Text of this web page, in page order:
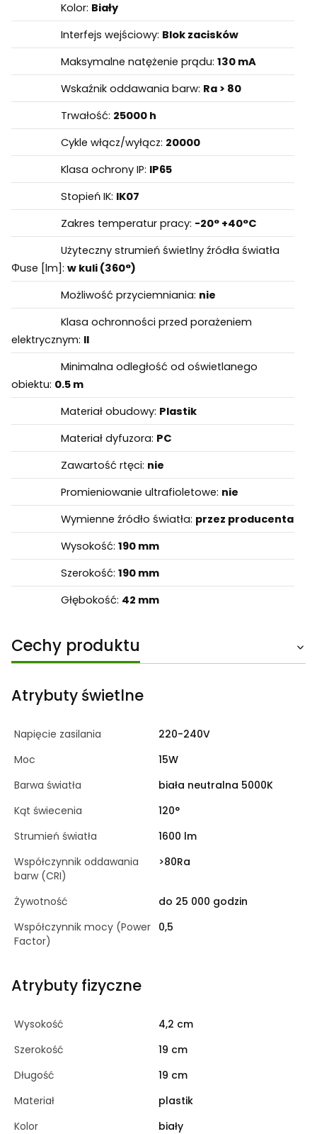
Kolor: Biały
Interfejs wejściowy: Blok zacisków
Maksymalne natężenie prądu: 130 mA
Wskaźnik oddawania barw: Ra > 80
Trwałość: 25000 h
Cykle włącz/wyłącz: 20000
Klasa ochrony IP: IP65
Stopień IK: IK07
Zakres temperatur pracy: -20° +40°C
Użyteczny strumień świetlny źródła światła
Φuse [lm]: w kuli (360°)
Możliwość przyciemniania: nie
Klasa ochronności przed porażeniem
elektrycznym: II
Minimalna odległość od oświetlanego
obiektu: 0.5 m
Materiał obudowy: Plastik
Materiał dyfuzora: PC
Zawartość rtęci: nie
Promieniowanie ultrafioletowe: nie
Wymienne źródło światła: przez producenta
Wysokość: 190 mm
Szerokość: 190 mm
Głębokość: 42 mm
Cechy produktu
Atrybuty świetlne
Napięcie zasilania
220-240V
Moc
15W
Barwa światła
biała neutralna 5000K
Kąt świecenia
120°
Strumień światła
1600 lm
Współczynnik oddawania
barw (CRI)
>80Ra
Żywotność
do 25 000 godzin
Współczynnik mocy (Power
Factor)
0,5
Atrybuty fizyczne
Wysokość
4,2 cm
Szerokość
19 cm
Długość
19 cm
Materiał
plastik
Kolor
biały